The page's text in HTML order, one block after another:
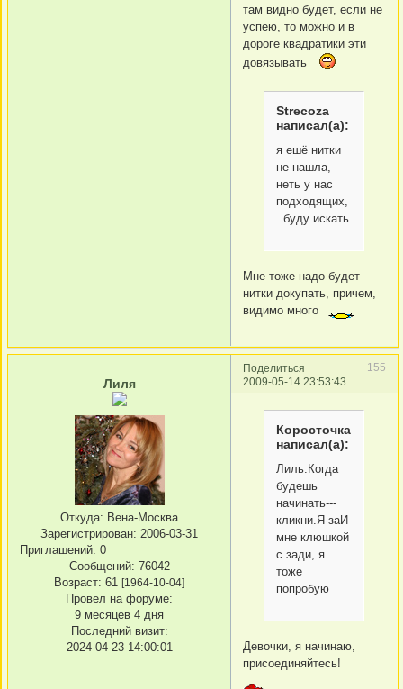
там видно будет, если не
успею, то можно и в
дороге квадратики эти
довязывать
Strecoza
написал(а):
я ешё нитки
не нашла,
неть у нас
подходящих,
буду искать
Мне тоже надо будет
нитки докупать, причем,
видимо много
Поделиться
155
2009-05-14 23:53:43
Лиля
Откуда: Вена-Москва
Зарегистрирован: 2006-03-31
Приглашений: 0
Сообщений: 76042
Возраст: 61 [1964-10-04]
Провел на форуме:
9 месяцев 4 дня
Последний визит:
2024-04-23 14:00:01
Коросточка
написал(а):
Лиль.Когда
будешь
начинать---
кликни.Я-заИ
мне клюшкой
с зади, я
тоже
попробую
Девочки, я начинаю,
присоединяйтесь!